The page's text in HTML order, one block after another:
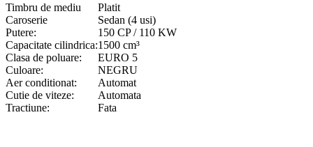
Timbru de mediu
Platit
Caroserie
Sedan (4 usi)
Putere:
150 CP / 110 KW
Capacitate cilindrica:1500 cm³
Clasa de poluare:
EURO 5
Culoare:
NEGRU
Aer conditionat:
Automat
Cutie de viteze:
Automata
Tractiune:
Fata